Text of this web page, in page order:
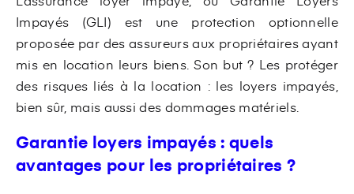
Impayés (GLI) est une protection optionnelle
proposée par des assureurs aux propriétaires ayant
mis en location leurs biens. Son but ? Les protéger
des risques liés à la location : les loyers impayés,
bien sûr, mais aussi des dommages matériels.
Garantie loyers impayés : quels
avantages pour les propriétaires ?